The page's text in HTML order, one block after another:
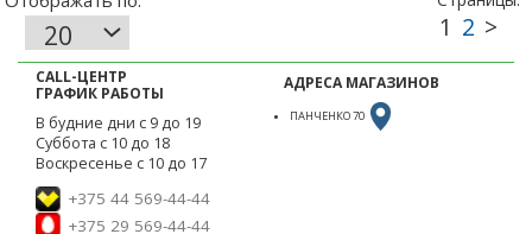
CALL-ЦЕНТР
ГРАФИК РАБОТЫ
В будние дни с 9 до 19
Суббота с 10 до 18
Воскресенье с 10 до 17
+375 44 569-44-44
+375 29 569-44-44
АДРЕСА МАГАЗИНОВ
ПАНЧЕНКО 70